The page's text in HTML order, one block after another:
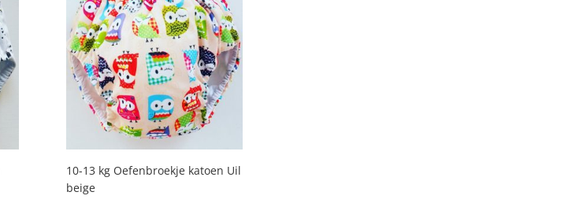
10-13 kg Oefenbroekje katoen Uil
beige